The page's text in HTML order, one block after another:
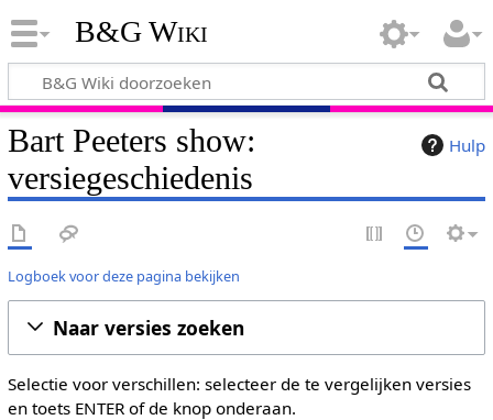
B&G Wiki
Hulp
Bart Peeters show:
versiegeschiedenis
Logboek voor deze pagina bekijken
Naar versies zoeken
Selectie voor verschillen: selecteer de te vergelijken versies
en toets ENTER of de knop onderaan.